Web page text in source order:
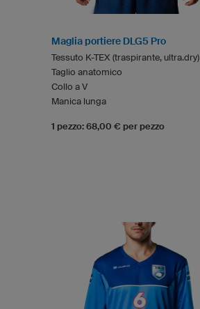
Maglia portiere DLG5 Pro
Tessuto K-TEX (traspirante, ultra.dry)
Taglio anatomico
Collo a V
Manica lunga
1 pezzo: 68,00 € per pezzo